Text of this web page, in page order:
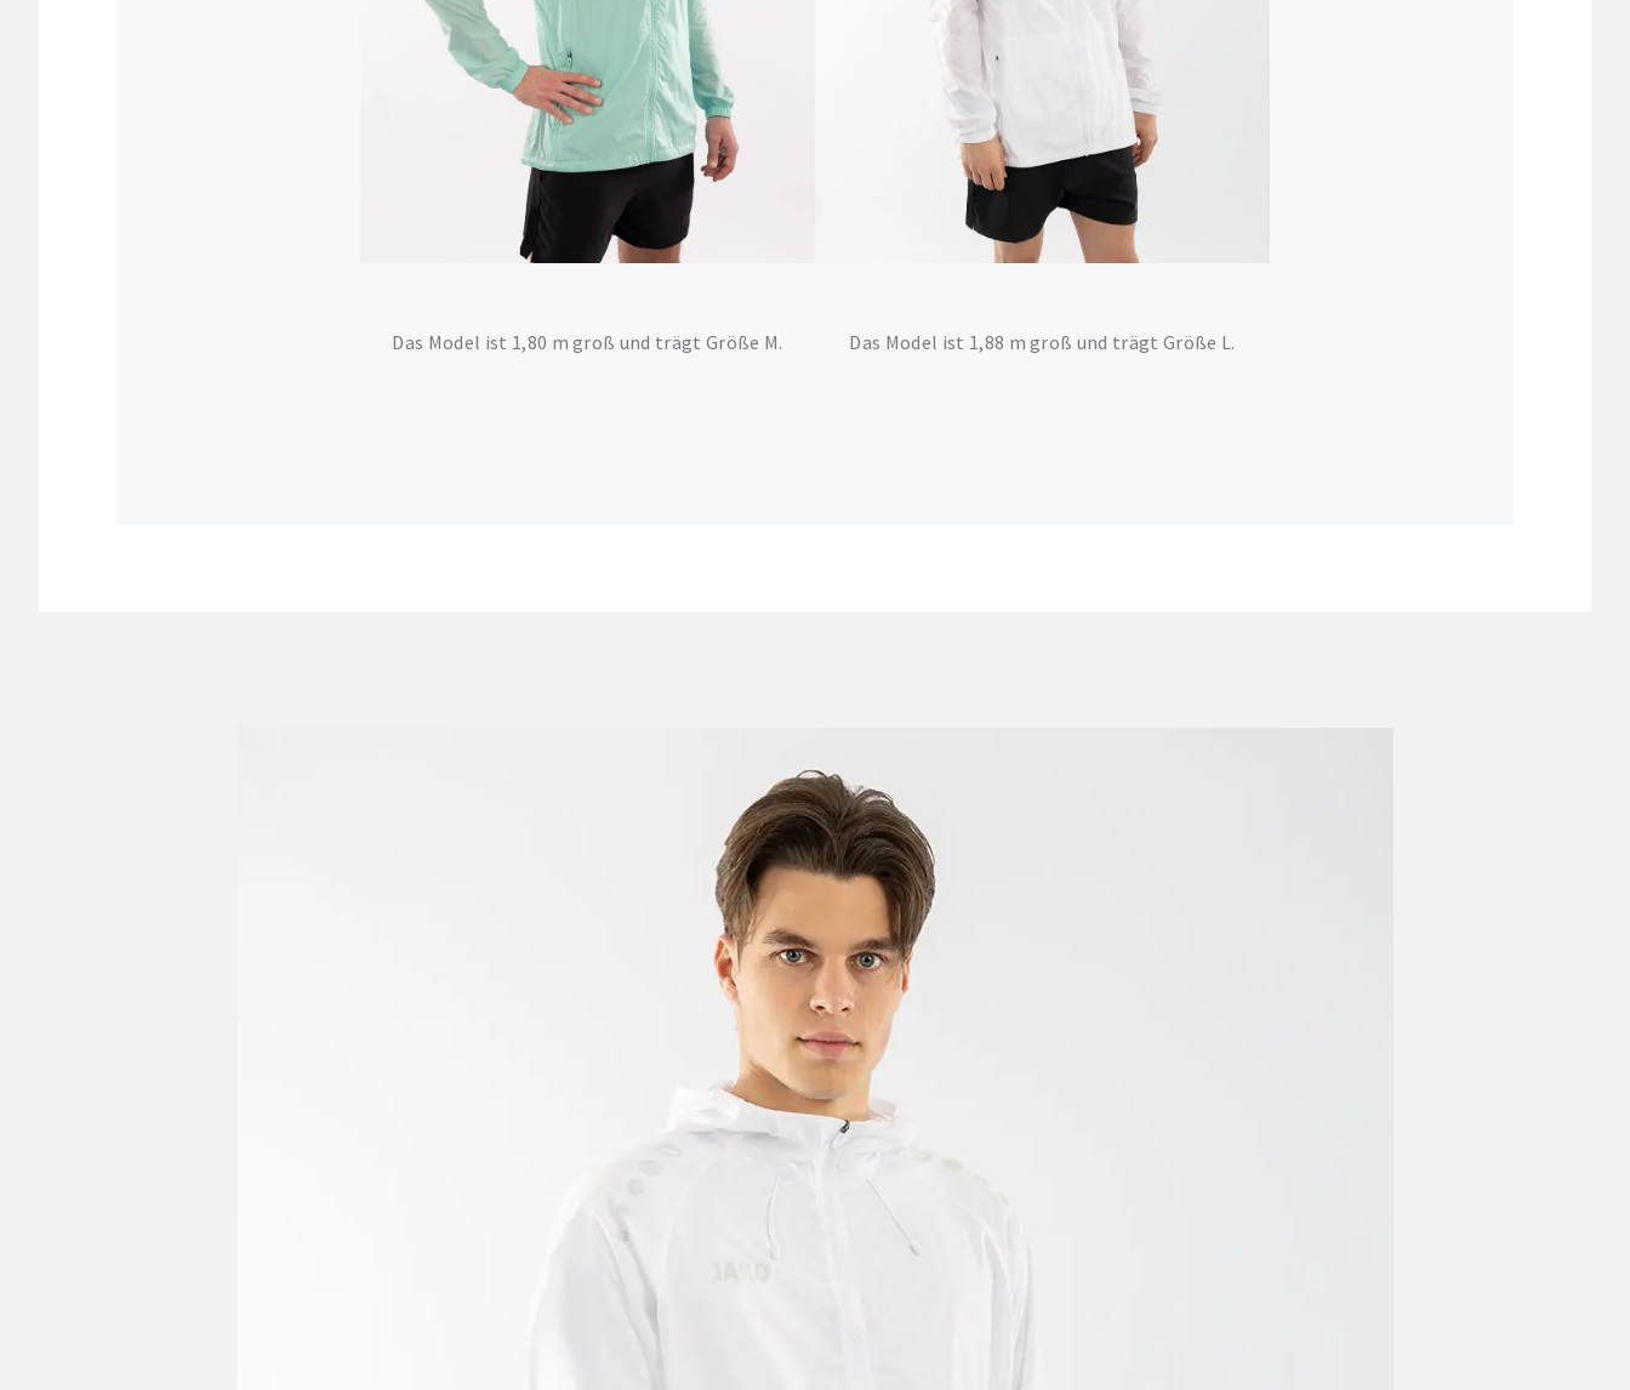
Das Model ist 1,80 m groß und trägt Größe M. Das Model ist 1,88 m groß und trägt Größe L.